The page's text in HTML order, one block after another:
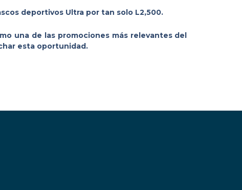
deportivos Ultra por tan solo L2,500.
una de las promociones más relevantes del
esta oportunidad.